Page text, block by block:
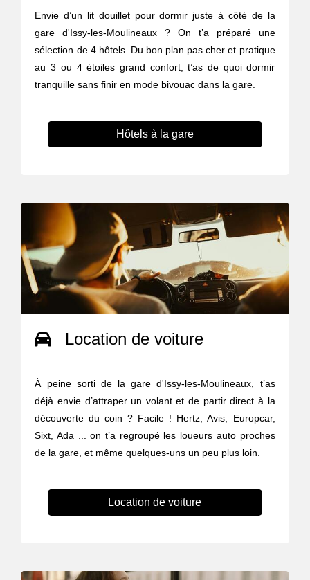
Envie d’un lit douillet pour dormir juste à côté de la
gare d'Issy-les-Moulineaux ? On t’a préparé une
sélection de 4 hôtels. Du bon plan pas cher et pratique
au 3 ou 4 étoiles grand confort, t’as de quoi dormir
tranquille sans finir en mode bivouac dans la gare.
Hôtels à la gare
Location de voiture
À peine sorti de la gare d'Issy-les-Moulineaux, t’as
déjà envie d’attraper un volant et de partir direct à la
découverte du coin ? Facile ! Hertz, Avis, Europcar,
Sixt, Ada ... on t’a regroupé les loueurs auto proches
de la gare, et même quelques-uns un peu plus loin.
Location de voiture